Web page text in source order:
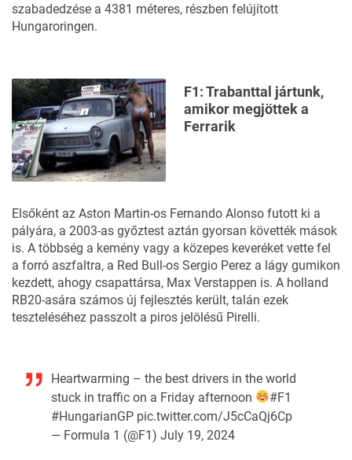
szabadedzése a 4381 méteres, részben felújított
Hungaroringen.
F1: Trabanttal jártunk,
amikor megjöttek a
Ferrarik
Elsőként az Aston Martin-os Fernando Alonso futott ki a
pályára, a 2003-as győztest aztán gyorsan követték mások
is. A többség a kemény vagy a közepes keveréket vette fel
a forró aszfaltra, a Red Bull-os Sergio Perez a lágy gumikon
kezdett, ahogy csapattársa, Max Verstappen is. A holland
RB20-asára számos új fejlesztés került, talán ezek
teszteléséhez passzolt a piros jelölésű Pirelli.
Heartwarming – the best drivers in the world
stuck in traffic on a Friday afternoon
#F1
#HungarianGP pic.twitter.com/J5cCaQj6Cp
— Formula 1 (@F1) July 19, 2024